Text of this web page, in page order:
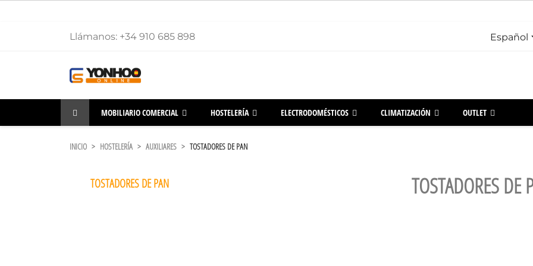
Llámanos: +34 910 685 898 Español
MOBILIARIO COMERCIAL HOSTELERÍA ELECTRODOMÉSTICOS CLIMATIZACIÓN OUTLET
INICIO HOSTELERÍA AUXILIARES TOSTADORES DE PAN
TOSTADORES DE PAN TOSTADORES DE